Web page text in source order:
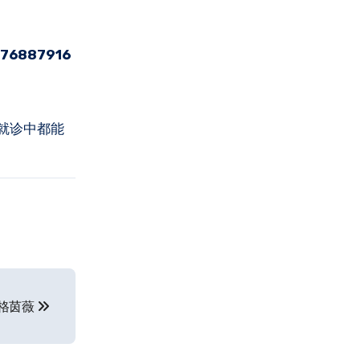
诊中都能
茵薇